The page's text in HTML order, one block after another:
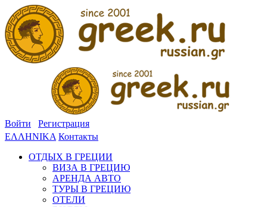
Войти
Регистрация
ΕΛΛΗΝΙΚΑ Контакты
ОТДЫХ В ГРЕЦИИ
ВИЗА В ГРЕЦИЮ
АРЕНДА АВТО
ТУРЫ В ГРЕЦИЮ
ОТЕЛИ